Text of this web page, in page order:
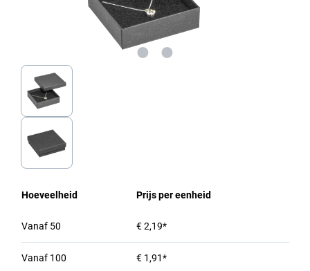
Hoeveelheid Prijs per eenheid
Vanaf 50 € 2,19*
Vanaf 100 € 1,91*